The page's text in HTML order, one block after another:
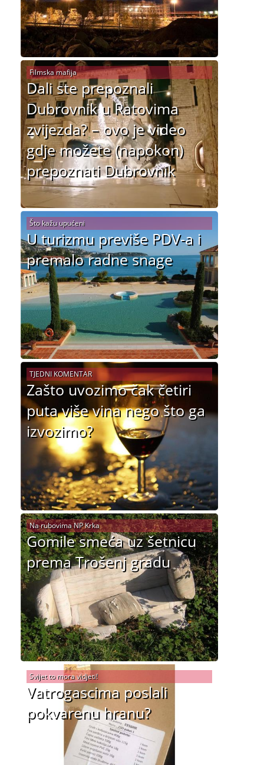
Dali ste prepoznali
Dubrovnik u Ratovima
zvijezda? – ovo je video
gdje možete (napokon)
prepoznati Dubrovnik
Filmska mafija
U turizmu previše PDV-a i
premalo radne snage
Što kažu upućeni
Zašto uvozimo čak četiri
puta više vina nego što ga
izvozimo?
TJEDNI KOMENTAR
Gomile smeća uz šetnicu
prema Trošenj gradu
Na rubovima NP Krka
Vatrogascima poslali
pokvarenu hranu?
Svijet to mora vidjeti!